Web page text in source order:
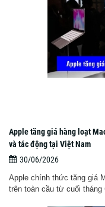
Apple tăng giá hàng loạt
và tác động tại Việt Nam
30/06/2026
Apple chính thức tăng giá
trên toàn cầu từ cuối